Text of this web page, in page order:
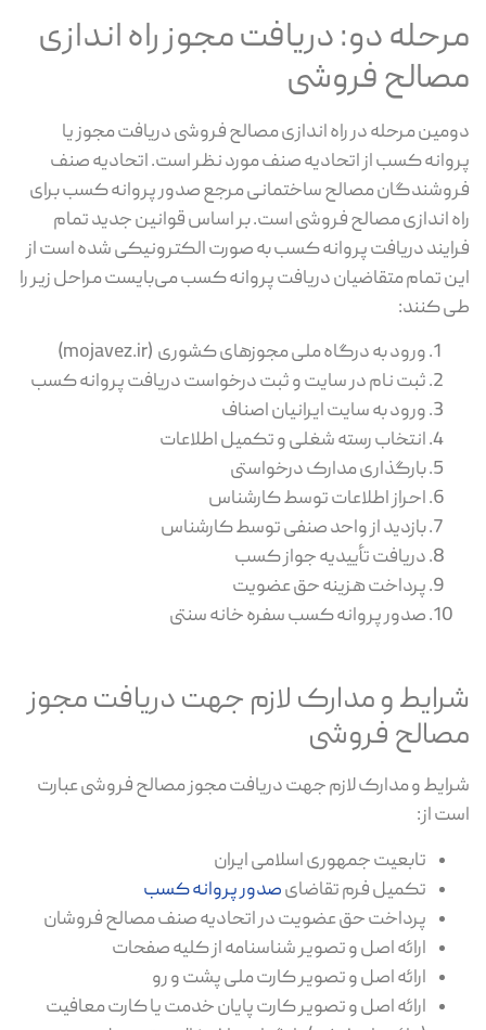
مرحله دو: دریافت مجوز راه اندازی
مصالح فروشی
دومین مرحله در راه اندازی مصالح فروشی دریافت مجوز یا
پروانه کسب از اتحادیه صنف مورد نظر است. اتحادیه صنف
فروشندگان مصالح ساختمانی مرجع صدور پروانه کسب برای
راه اندازی مصالح فروشی است. بر اساس قوانین جدید تمام
فرایند دریافت پروانه کسب به صورت الکترونیکی شده است از
این تمام متقاضیان دریافت پروانه کسب می‌بایست مراحل زیر را
طی کنند:
ورود به درگاه ملی مجوزهای کشوری (mojavez.ir)
ثبت نام در سایت و ثبت درخواست دریافت پروانه کسب
ورود به سایت ایرانیان اصناف
انتخاب رسته شغلی و تکمیل اطلاعات
بارگذاری مدارک درخواستی
احراز اطلاعات توسط کارشناس
بازدید از واحد صنفی توسط کارشناس
دریافت تأییدیه جواز کسب
پرداخت هزینه حق عضویت
صدور پروانه کسب سفره خانه سنتی
شرایط و مدارک لازم جهت دریافت مجوز
مصالح فروشی
شرایط و مدارک لازم جهت دریافت مجوز مصالح فروشی عبارت
است از:
تابعیت جمهوری اسلامی ایران
تکمیل فرم تقاضایصدور پروانه کسب
پرداخت حق عضویت در اتحادیه صنف مصالح فروشان
ارائه اصل و تصویر شناسنامه از کلیه صفحات
ارائه اصل و تصویر کارت ملی پشت و رو
ارائه اصل و تصویر کارت پایان خدمت یا کارت معافیت